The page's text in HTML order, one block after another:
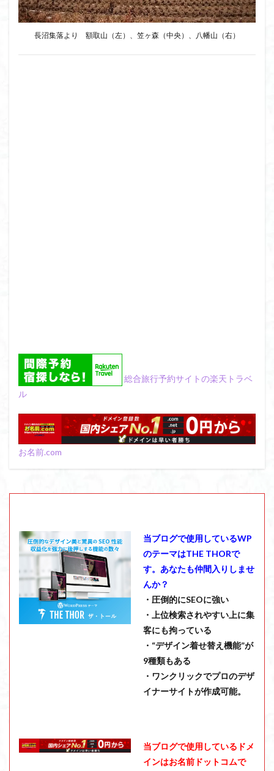
長沼集落より 額取山（左）、笠ヶ森（中央）、八幡山（右）
総合旅行予約サイトの楽天トラベ
ル
お名前.com
当ブログで使用しているWP
のテーマはTHE THORで
す。あなたも仲間入りしませ
んか？
・圧倒的にSEOに強い
・上位検索されやすい上に集
客にも拘っている
・“デザイン着せ替え機能”が
9種類もある
・ワンクリックでプロのデザ
イナーサイトが作成可能。
当ブログで使用しているドメ
インはお名前ドットコムで